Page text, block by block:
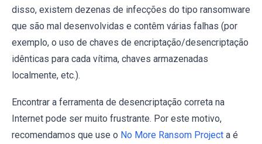
disso, existem dezenas de infecções do tipo ransomware
que são mal desenvolvidas e contêm várias falhas (por
exemplo, o uso de chaves de encriptação/desencriptação
idênticas para cada vítima, chaves armazenadas
localmente, etc.).
Encontrar a ferramenta de desencriptação correta na
Internet pode ser muito frustrante. Por este motivo,
recomendamos que use o No More Ransom Project a é